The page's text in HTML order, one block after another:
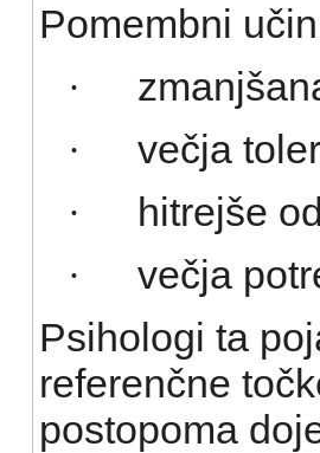
Pomembni
·
· večja
· hitrejše
·
večja
Psihologi ta
referenčne
postopoma